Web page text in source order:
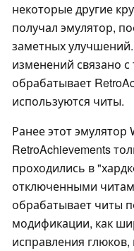
некоторые другие
получал эмулятор,
заметных
изменений связано с
обрабатывает
используются читы.
Ранее этот эмулятор
RetroAchievements
проходились в
отключенными
обрабатывает читы
модификации, как
исправления